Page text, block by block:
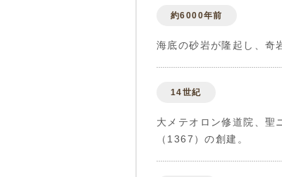
約6000年前
海底の砂岩が隆起し、奇
14世紀
大メテオロン修道院、聖
（1367）の創建。